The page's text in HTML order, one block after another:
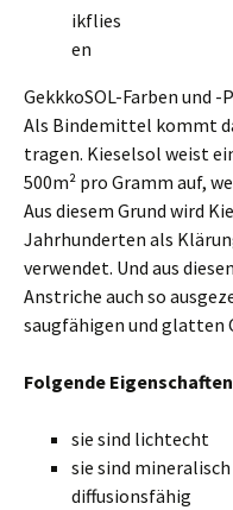
ikflies
en
GekkkoSOL-Farben und
Als Bindemittel kommt
tragen. Kieselsol weist
500m² pro Gramm auf,
Aus diesem Grund wird
Jahrhunderten als
verwendet. Und aus
Anstriche auch so
saugfähigen und glatten
Folgende
sie sind lichtecht
sie sind
diffusionsfähig